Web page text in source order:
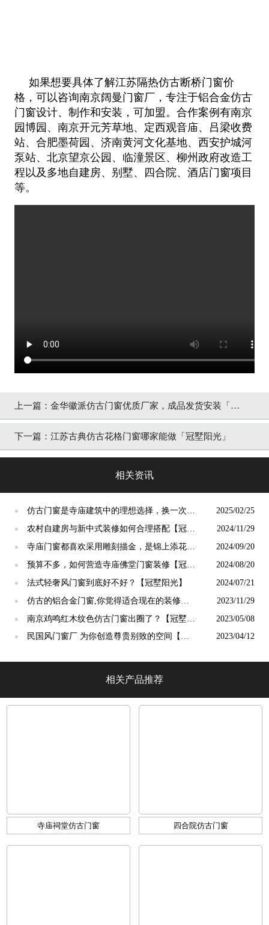
如果想要具体了解江苏隔热仿古断桥门窗价
格，可以咨询南京阔曼门窗厂，专注于铝合金仿古
门窗设计、制作和安装，可加盟。合作案例有南京
园博园、南京开元芳草地、定西观音庙、吕梁收费
站、合肥墨荷园、济南黄河文化基地、西安护城河
泵站、北京望京公园、临潼景区、柳州政府改造工
程以及多地自建房、别墅、四合院、酒店门窗项目
等。
上一篇： 金华徽派仿古门窗优质厂家，成品发货安装「冠
墅阳光」
下一篇： 江苏古典仿古花格门窗哪家能做「冠墅阳光」
相关资讯
●
仿古门窗是寺庙建筑中的理想选择，换一次用
终生【冠墅阳光】
2025/02/25
●
农村自建房与新中式装修如何合理搭配【冠墅
阳光】
2024/11/29
●
寺庙门窗都喜欢采用雕刻描金，是锦上添花
吗？【冠墅阳光】
2024/09/20
●
预算不多，如何营造寺庙佛堂门窗装修【冠墅
阳光】
2024/08/20
● 法式轻奢风门窗到底好不好？【冠墅阳光】 2024/07/21
●
仿古的铝合金门窗,你觉得适合现在的装修吗?
【冠墅阳光】
2023/11/29
●
南京鸡鸣红木纹色仿古门窗出圈了？【冠墅阳
光】
2023/05/08
●
民国风门窗厂 为你创造尊贵别致的空间【冠
2023/04/12
相关产品推荐
寺庙祠堂仿古门窗 四合院仿古门窗